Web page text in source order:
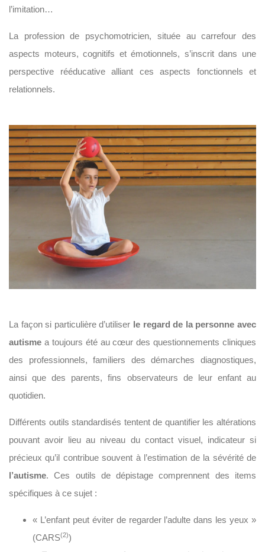
l’imitation…
La profession de psychomotricien, située au carrefour des
aspects moteurs, cognitifs et émotionnels, s’inscrit dans une
perspective rééducative alliant ces aspects fonctionnels et
relationnels.
La façon si particulière d’utiliser le regard de la personne avec
autisme a toujours été au cœur des questionnements cliniques
des professionnels, familiers des démarches diagnostiques,
ainsi que des parents, fins observateurs de leur enfant au
quotidien.
Différents outils standardisés tentent de quantifier les altérations
pouvant avoir lieu au niveau du contact visuel, indicateur si
précieux qu’il contribue souvent à l’estimation de la sévérité de
l’autisme. Ces outils de dépistage comprennent des items
spécifiques à ce sujet :
« L’enfant peut éviter de regarder l’adulte dans les yeux»
(CARS(2))